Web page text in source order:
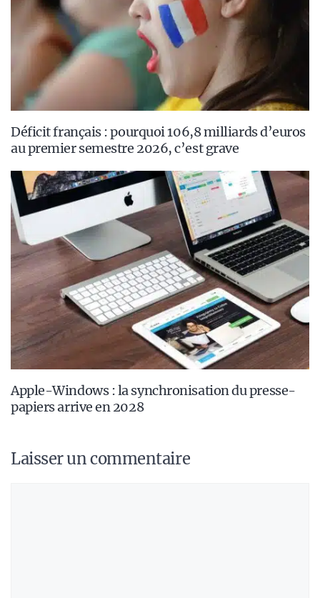
Déficit français : pourquoi 106,8 milliards d’euros
au premier semestre 2026, c’est grave
Apple-Windows : la synchronisation du presse-
papiers arrive en 2028
Laisser un commentaire